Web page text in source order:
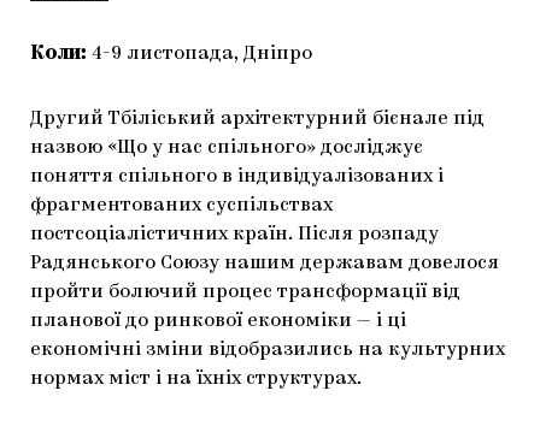
Коли: 4-9 листопада, Дніпро
Другий Тбіліський архітектурний бієнале під
назвою «Що у нас спільного» досліджує
поняття спільного в індивідуалізованих і
фрагментованих суспільствах
постсоціалістичних країн. Після розпаду
Радянського Союзу нашим державам довелося
пройти болючий процес трансформації від
планової до ринкової економіки — і ці
економічні зміни відобразились на культурних
нормах міст і на їхніх структурах.